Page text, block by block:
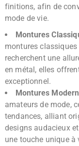
finitions, afin de
mode de vie.
Montures
montures
recherchent une
en métal, elles
exceptionnel.
Montures
amateurs de mode,
tendances, alliant
designs audacieux
une touche unique à